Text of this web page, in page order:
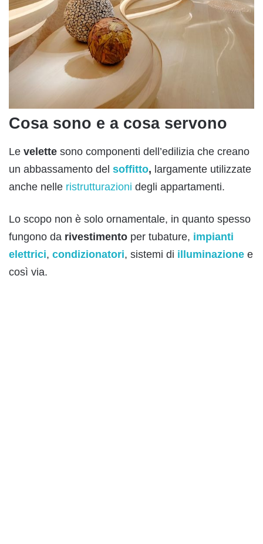
Cosa sono e a cosa servono
Le velette sono componenti dell’edilizia che creano
un abbassamento del soffitto, largamente utilizzate
anche nelle ristrutturazioni degli appartamenti.
Lo scopo non è solo ornamentale, in quanto spesso
fungono da rivestimento per tubature, impianti
elettrici, condizionatori, sistemi di illuminazione e
così via.